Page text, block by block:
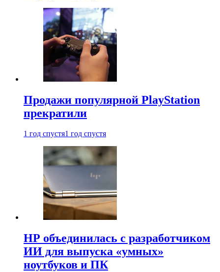
Продажи популярной PlayStation
прекратили
1 год спустя1 год спустя
HP объединилась с разработчиком
ИИ для выпуска «умных»
ноутбуков и ПК